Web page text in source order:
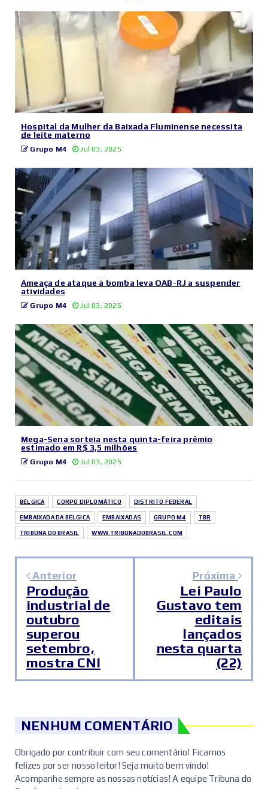
Hospital da Mulher da Baixada Fluminense necessita
de leite materno
Grupo M4 Jul 03, 2025
Ameaça de ataque à bomba leva OAB-RJ a suspender
atividades
Grupo M4 Jul 03, 2025
Mega-Sena sorteia nesta quinta-feira prêmio
estimado em R$ 3,5 milhões
Grupo M4 Jul 03, 2025
BÉLGICA CORPO DIPLOMÁTICO DISTRITO FEDERAL
EMBAIXADA DA BÉLGICA EMBAIXADAS GRUPO M4 TBR
TRIBUNA DO BRASIL WWW.TRIBUNADOBRASIL.COM
Anterior
Produção
industrial de
outubro
superou
setembro,
mostra CNI
Próxima
Lei Paulo
Gustavo tem
editais
lançados
nesta quarta
(22)
NENHUM COMENTÁRIO
Obrigado por contribuir com seu comentário! Ficamos
felizes por ser nosso leitor! Seja muito bem vindo!
Acompanhe sempre as nossas notícias! A equipe Tribuna do